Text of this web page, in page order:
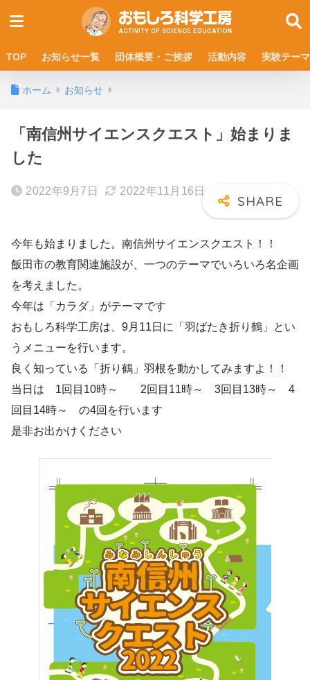
TOP お知らせ一覧 団体概要・ご挨拶 活動内容 実験テーマ
ホーム お知らせ
「南信州サイエンスクエスト」始まりま
した
2022年9月7日 2022年11月16日
今年も始まりました。南信州サイエンスクエスト！！
飯田市の教育関連施設が、一つのテーマでいろいろ名企画
を考えました。
今年は「カラダ」がテーマです
おもしろ科学工房は、9月11日に「羽ばたき折り鶴」とい
うメニューを行います。
良く知っている「折り鶴」羽根を動かしてみますよ！！
当日は 1回目10時～ 2回目11時～ 3回目13時～ 4
回目14時～ の4回を行います
是非お出かけください